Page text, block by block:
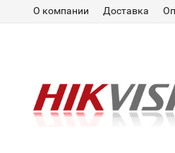
О компании Доставка